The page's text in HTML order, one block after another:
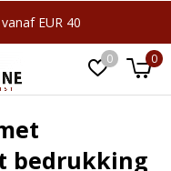
0 0
EUR 40
bedrukking